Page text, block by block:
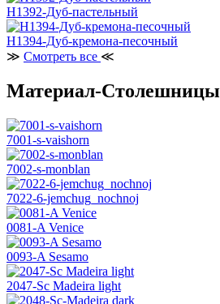
H1392-Дуб-пастельный
H1394-Дуб-кремона-песочный
≫ Смотреть все ≪
Материал-Столешницы
7001-s-vaishorn
7002-s-monblan
7022-6-jemchug_nochnoj
0081-A Venice
0093-A Sesamo
2047-Sc Madeira light